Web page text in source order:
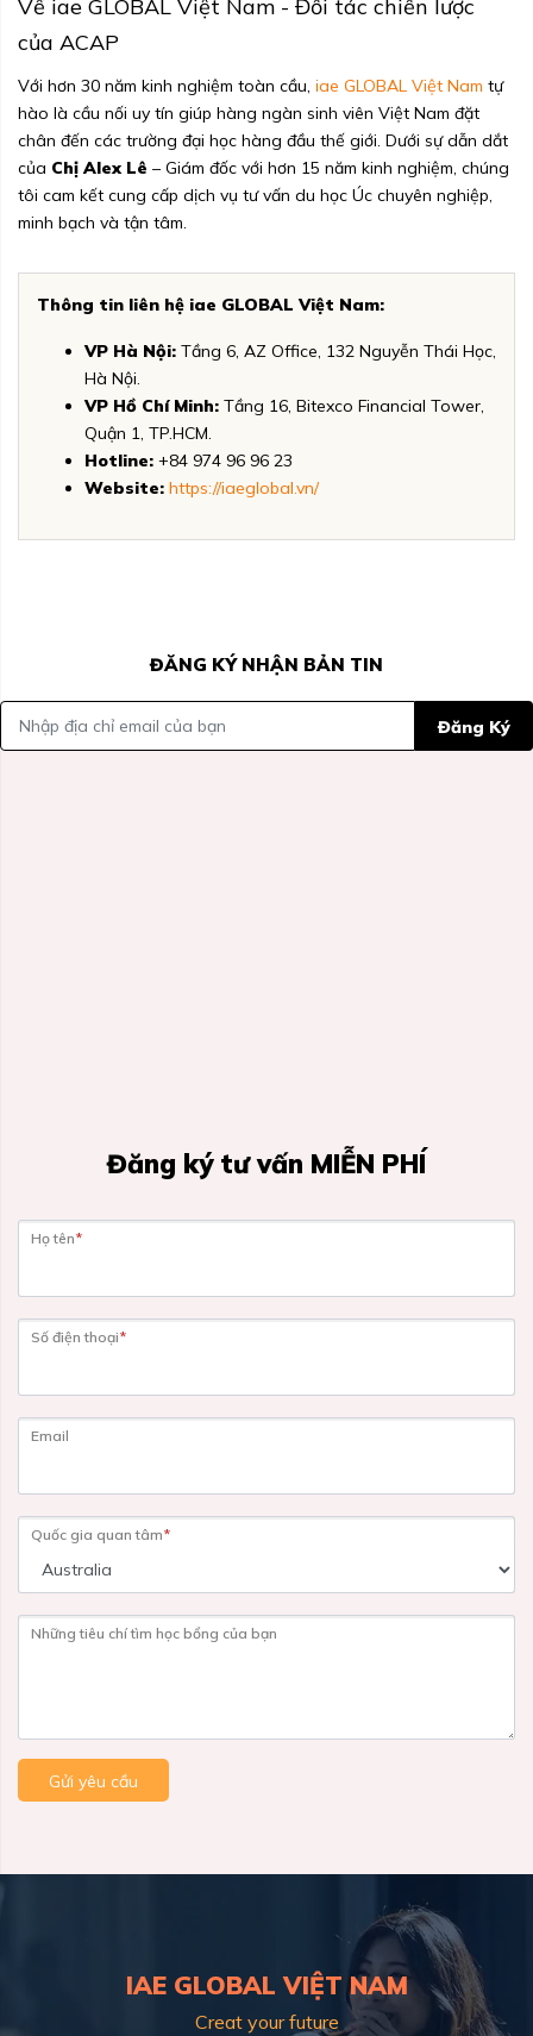
Về iae GLOBAL Việt Nam - Đối tác chiến lược
của ACAP
Với hơn 30 năm kinh nghiệm toàn cầu, iae GLOBAL Việt Nam tự
hào là cầu nối uy tín giúp hàng ngàn sinh viên Việt Nam đặt
chân đến các trường đại học hàng đầu thế giới. Dưới sự dẫn dắt
của Chị Alex Lê – Giám đốc với hơn 15 năm kinh nghiệm, chúng
tôi cam kết cung cấp dịch vụ tư vấn du học Úc chuyên nghiệp,
minh bạch và tận tâm.
Thông tin liên hệ iae GLOBAL Việt Nam:
VP Hà Nội: Tầng 6, AZ Office, 132 Nguyễn Thái Học,
Hà Nội.
VP Hồ Chí Minh: Tầng 16, Bitexco Financial Tower,
Quận 1, TP.HCM.
Hotline: +84 974 96 96 23
Website: https://iaeglobal.vn/
ĐĂNG KÝ NHẬN BẢN TIN
Đăng Ký
Đăng ký tư vấn MIỄN PHÍ
Họ tên*
Số điện thoại*
Email
Quốc gia quan tâm*
Những tiêu chí tìm học bổng của bạn
Gửi yêu cầu
IAE GLOBAL VIỆT NAM
Creat your future